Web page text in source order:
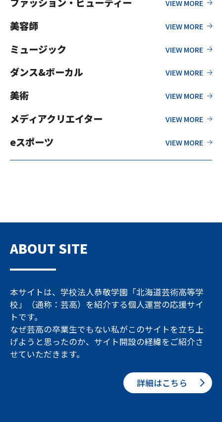
美容師
ミュージック
ダンス&ボーカル
美術
メディアクリエイター
eスポーツ
ABOUT SITE
本サイトは、学校法人恭敬学園「北海道芸術高等学
校」（通称：芸高）を紹介する個人運営の応援サイ
トです。
なぜ芸高の卒業生でもない私がこのサイトを立ち上
げようと思ったのか、サイト開設の経緯をご紹介さ
せていただきます。
詳細はこちら